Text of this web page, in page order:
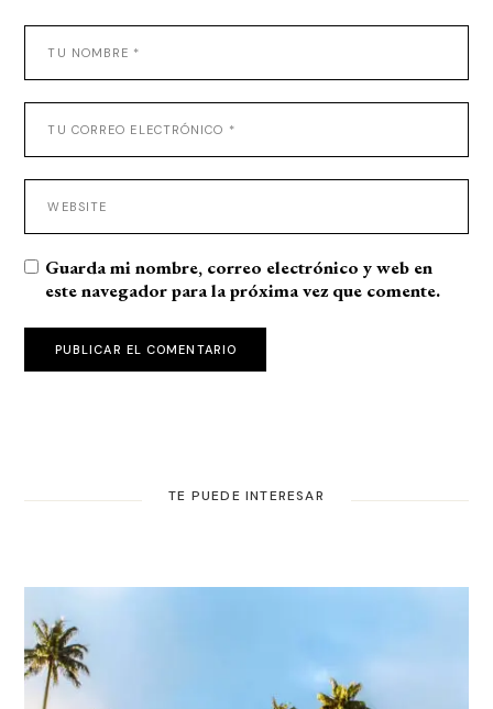
Guarda mi nombre, correo electrónico y web en
este navegador para la próxima vez que comente.
PUBLICAR EL COMENTARIO
TE PUEDE INTERESAR